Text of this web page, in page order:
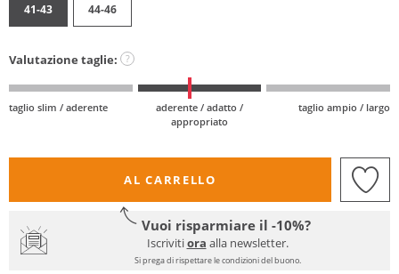
41-43 44-46
Valutazione taglie: ?
taglio slim / aderente
aderente / adatto /
appropriato
taglio ampio / largo
AL CARRELLO
Vuoi risparmiare il -10%?
Iscrivitiora alla newsletter.
Si prega di rispettare le condizioni del buono.